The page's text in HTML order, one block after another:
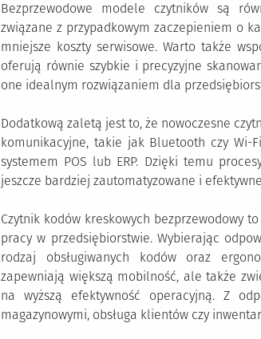
Bezprzewodowe modele czytników są
związane z przypadkowym zaczepieniem o
mniejsze koszty serwisowe. Warto także
oferują równie szybkie i precyzyjne
one idealnym rozwiązaniem dla
Dodatkową zaletą jest to, że nowoczesne
komunikacyjne, takie jak Bluetooth czy Wi-
systemem POS lub ERP. Dzięki temu
jeszcze bardziej zautomatyzowane i
Czytnik kodów kreskowych bezprzewodowy
pracy w przedsiębiorstwie. Wybierając
rodzaj obsługiwanych kodów oraz
zapewniają większą mobilność, ale także
na wyższą efektywność operacyjną. Z
magazynowymi, obsługa klientów czy